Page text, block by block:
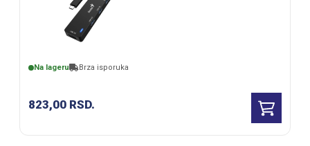
Na lageru Brza isporuka
823,00 RSD.